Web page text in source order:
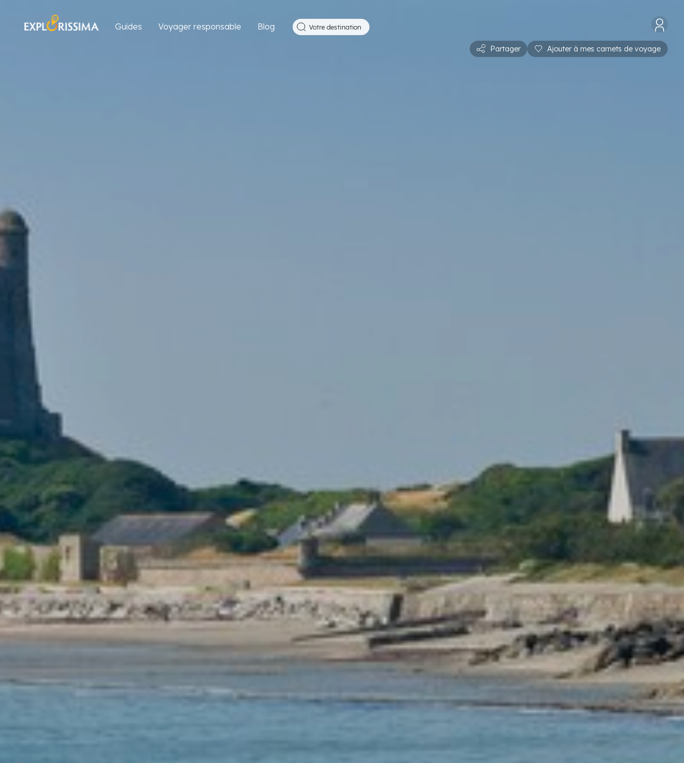
Partager Ajouter à mes carnets de voyage
Guides Voyager responsable Blog Votre destination